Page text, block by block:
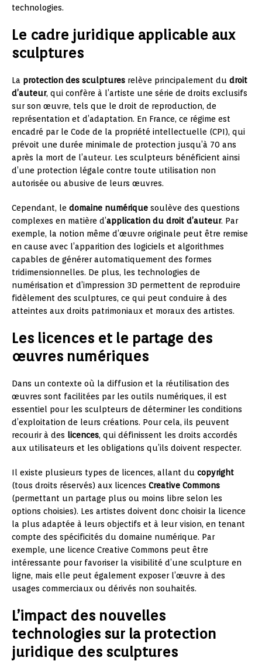
technologies.
Le cadre juridique applicable aux
sculptures
La protection des sculptures relève principalement du droit
d’auteur, qui confère à l’artiste une série de droits exclusifs
sur son œuvre, tels que le droit de reproduction, de
représentation et d’adaptation. En France, ce régime est
encadré par le Code de la propriété intellectuelle (CPI), qui
prévoit une durée minimale de protection jusqu’à 70 ans
après la mort de l’auteur. Les sculpteurs bénéficient ainsi
d’une protection légale contre toute utilisation non
autorisée ou abusive de leurs œuvres.
Cependant, le domaine numérique soulève des questions
complexes en matière d’application du droit d’auteur. Par
exemple, la notion même d’œuvre originale peut être remise
en cause avec l’apparition des logiciels et algorithmes
capables de générer automatiquement des formes
tridimensionnelles. De plus, les technologies de
numérisation et d’impression 3D permettent de reproduire
fidèlement des sculptures, ce qui peut conduire à des
atteintes aux droits patrimoniaux et moraux des artistes.
Les licences et le partage des
œuvres numériques
Dans un contexte où la diffusion et la réutilisation des
œuvres sont facilitées par les outils numériques, il est
essentiel pour les sculpteurs de déterminer les conditions
d’exploitation de leurs créations. Pour cela, ils peuvent
recourir à des licences, qui définissent les droits accordés
aux utilisateurs et les obligations qu’ils doivent respecter.
Il existe plusieurs types de licences, allant du copyright
(tous droits réservés) aux licences Creative Commons
(permettant un partage plus ou moins libre selon les
options choisies). Les artistes doivent donc choisir la licence
la plus adaptée à leurs objectifs et à leur vision, en tenant
compte des spécificités du domaine numérique. Par
exemple, une licence Creative Commons peut être
intéressante pour favoriser la visibilité d’une sculpture en
ligne, mais elle peut également exposer l’œuvre à des
usages commerciaux ou dérivés non souhaités.
L’impact des nouvelles
technologies sur la protection
juridique des sculptures